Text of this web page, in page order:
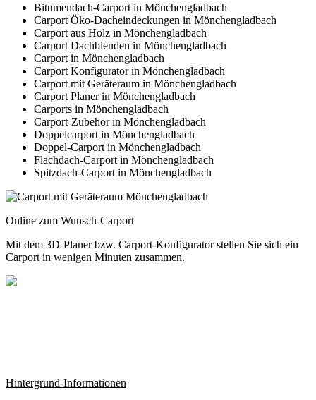
Bitumendach-Carport in Mönchengladbach
Carport Öko-Dacheindeckungen in Mönchengladbach
Carport aus Holz in Mönchengladbach
Carport Dachblenden in Mönchengladbach
Carport in Mönchengladbach
Carport Konfigurator in Mönchengladbach
Carport mit Geräteraum in Mönchengladbach
Carport Planer in Mönchengladbach
Carports in Mönchengladbach
Carport-Zubehör in Mönchengladbach
Doppelcarport in Mönchengladbach
Doppel-Carport in Mönchengladbach
Flachdach-Carport in Mönchengladbach
Spitzdach-Carport in Mönchengladbach
Online zum Wunsch-Carport
Mit dem 3D-Planerbzw. Carport-Konfiguratorstellen Sie sich ein
Carport in wenigen Minuten zusammen.
Hintergrund-Informationen